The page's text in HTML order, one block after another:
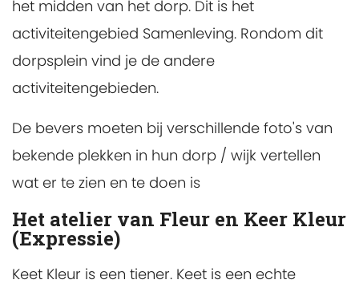
het midden van het dorp. Dit is het
activiteitengebied Samenleving. Rondom dit
dorpsplein vind je de andere
activiteitengebieden.
De bevers moeten bij verschillende foto's van
bekende plekken in hun dorp / wijk vertellen
wat er te zien en te doen is
Het atelier van Fleur en Keer Kleur
(Expressie)
Keet Kleur is een tiener. Keet is een echte